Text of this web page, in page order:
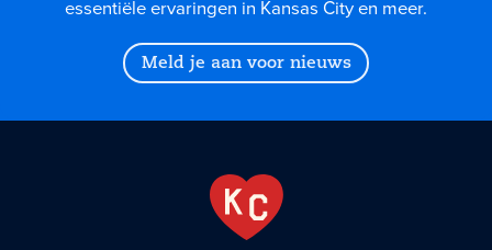
essentiële ervaringen in Kansas City en meer.
Meld je aan voor nieuws